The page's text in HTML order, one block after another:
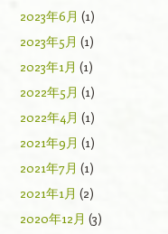
2023年6月 (1)
2023年5月 (1)
2023年1月 (1)
2022年5月 (1)
2022年4月 (1)
2021年9月 (1)
2021年7月 (1)
2021年1月 (2)
2020年12月 (3)